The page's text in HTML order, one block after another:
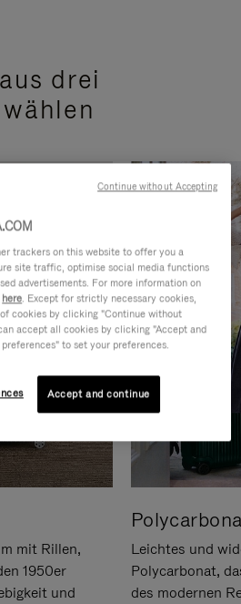
drei
mit Rillen,
1950er
und
Leichtes und
Polycarbonat,
des modernen
trackers on this website to offer you a
site traffic, optimise social media functions
advertisements. For more information on
here. Except for strictly necessary cookies,
cookies by clicking "Continue without
accept all cookies by clicking "Accept and
to set your preferences.
Accept and continue
Continue without Accepting